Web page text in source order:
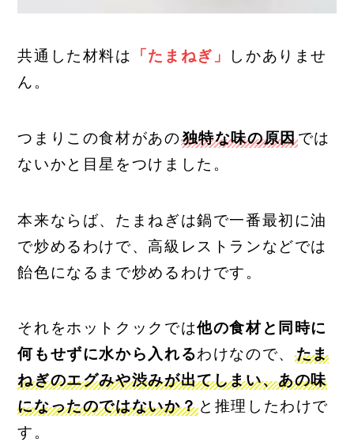
共通した材料は 「たまねぎ」
しかありませ
ん。
つまりこの食材があの独特な味の原因では
ないかと目星をつけました。
本来ならば、たまねぎは鍋で一番最初に油
で炒めるわけで、高級レストランなどでは
飴色になるまで炒めるわけです。
それをホットクックでは他の食材と同時に
何もせずに水から入れるわけなので、 たま
ねぎのエグみや渋みが出てしまい、あの味
になったのではないか？ と推理したわけで
す。